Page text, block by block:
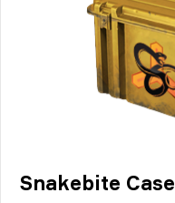
Snakebite Case